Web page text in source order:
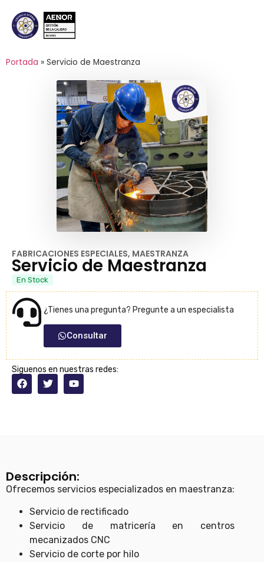
Portada » Servicio de Maestranza
FABRICACIONES ESPECIALES, MAESTRANZA
Servicio de Maestranza
En Stock
¿Tienes una pregunta? Pregunte a un especialista
Consultar
Siguenos en nuestras redes:
Descripción:
Ofrecemos servicios especializados en maestranza:
Servicio de rectificado
Servicio de matricería en centros
mecanizados CNC
Servicio de corte por hilo